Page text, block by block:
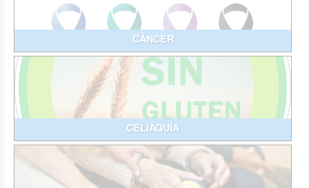
CÁNCER
CELIAQUÍA